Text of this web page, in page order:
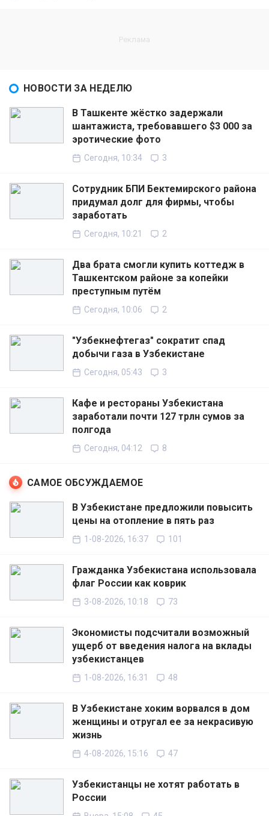
НОВОСТИ ЗА НЕДЕЛЮ
В Ташкенте жёстко задержали
шантажиста, требовавшего $3 000 за
эротические фото
Сегодня, 10:34 3
Сотрудник БПИ Бектемирского района
придумал долг для фирмы, чтобы
заработать
Сегодня, 10:21 2
Два брата смогли купить коттедж в
Ташкентском районе за копейки
преступным путём
Сегодня, 10:06 2
"Узбекнефтегаз" сократит спад
добычи газа в Узбекистане
Сегодня, 05:43 3
Кафе и рестораны Узбекистана
заработали почти 127 трлн сумов за
полгода
Сегодня, 04:12 8
САМОЕ ОБСУЖДАЕМОЕ
В Узбекистане предложили повысить
цены на отопление в пять раз
1-08-2026, 16:37 101
Гражданка Узбекистана использовала
флаг России как коврик
3-08-2026, 10:18 73
Экономисты подсчитали возможный
ущерб от введения налога на вклады
узбекистанцев
1-08-2026, 16:31 48
В Узбекистане хоким ворвался в дом
женщины и отругал ее за некрасивую
жизнь
4-08-2026, 15:16 47
Узбекистанцы не хотят работать в
России